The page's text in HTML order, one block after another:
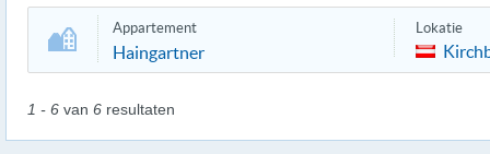
Appartement
Haingartner
Lokatie
1 - 6 van 6 resultaten